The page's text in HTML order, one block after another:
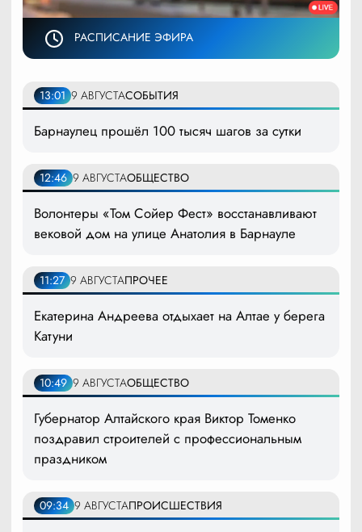
РАСПИСАНИЕ ЭФИРА
13:01 9 АВГУСТАСОБЫТИЯ
Барнаулец прошёл 100 тысяч шагов за сутки
12:46 9 АВГУСТАОБЩЕСТВО
Волонтеры «Том Сойер Фест» восстанавливают
вековой дом на улице Анатолия в Барнауле
11:27 9 АВГУСТАПРОЧЕЕ
Екатерина Андреева отдыхает на Алтае у берега
Катуни
10:49 9 АВГУСТАОБЩЕСТВО
Губернатор Алтайского края Виктор Томенко
поздравил строителей с профессиональным
праздником
09:34 9 АВГУСТАПРОИСШЕСТВИЯ